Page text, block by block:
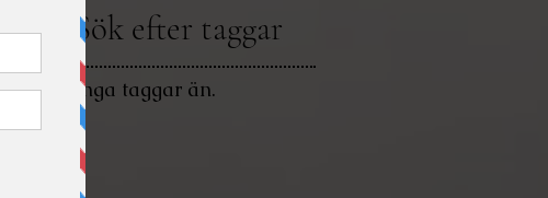
Sök efter taggar
Inga taggar än.